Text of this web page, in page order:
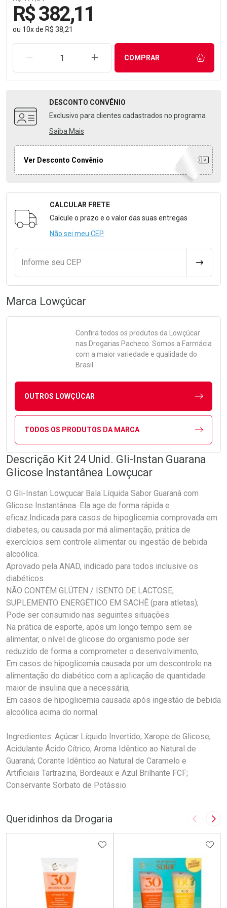
R$ 382,11
ou 10xde R$ 38,21
REMOVER UMA UNIDADEAUMENTAR UMA UNIDADE
COMPRAR
DESCONTO CONVÊNIO
Exclusivo para clientes cadastrados no programa
Saiba Mais
Ver Desconto Convênio
Formulário para Calcular o Frete
CALCULAR FRETE
Calcule o prazo e o valor das suas entregas
Não sei meu CEP
Informe seu CEP
Marca Lowçúcar
Confira todos os produtos da
Lowçúcar
nas Drogarias Pacheco. Somos a Farmácia
com a maior variedade e qualidade do
Brasil.
OUTROS LOWÇÚCAR
TODOS OS PRODUTOS DA MARCA
Descrição Kit 24 Unid. Gli-Instan Guarana
Glicose Instantânea Lowçucar
O Gli-Instan Lowçucar Bala Líquida Sabor Guaraná com
Glicose Instantânea. Ela age de forma rápida e
eficaz.Indicada para casos de hipoglicemia comprovada em
diabetes, ou causada por má alimentação, prática de
exercícios sem controle alimentar ou ingestão de bebida
alcoólica.
Aprovado pela ANAD, indicado para todos inclusive os
diabéticos.
NÃO CONTÉM GLÚTEN / ISENTO DE LACTOSE;
SUPLEMENTO ENERGÉTICO EM SACHÊ (para atletas);
Pode ser consumido nas seguintes situações:
Na prática de esporte, após um longo tempo sem se
alimentar, o nível de glicose do organismo pode ser
reduzido de forma a comprometer o desenvolvimento;
Em casos de hipoglicemia causada por um descontrole na
alimentação do diabético com a aplicação de quantidade
maior de insulina que a necessária;
Em casos de hipoglicemia causada após ingestão de bebida
alcoólica acima do normal.
Ingredientes: Açúcar Líquido Invertido; Xarope de Glicose;
Acidulante Ácido Cítrico; Aroma Idêntico ao Natural de
Guaraná; Corante Idêntico ao Natural de Caramelo e
Artificiais Tartrazina, Bordeaux e Azul Brilhante FCF;
Conservante Sorbato de Potássio.
Queridinhos da Drogaria Imagem
ADICIONAR AOS FAVORITOS